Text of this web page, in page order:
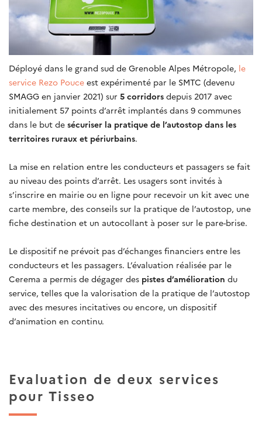
Déployé dans le grand sud de Grenoble Alpes Métropole, le
service Rezo Pouce est expérimenté par le SMTC (devenu
SMAGG en janvier 2021) sur 5 corridors depuis 2017 avec
initialement 57 points d’arrêt implantés dans 9 communes
dans le but de sécuriser la pratique de l’autostop dans les
territoires ruraux et périurbains.
La mise en relation entre les conducteurs et passagers se fait
au niveau des points d’arrêt. Les usagers sont invités à
s’inscrire en mairie ou en ligne pour recevoir un kit avec une
carte membre, des conseils sur la pratique de l’autostop, une
fiche destination et un autocollant à poser sur le pare-brise.
Le dispositif ne prévoit pas d’échanges financiers entre les
conducteurs et les passagers. L’évaluation réalisée par le
Cerema a permis de dégager des pistes d’amélioration du
service, telles que la valorisation de la pratique de l’autostop
avec des mesures incitatives ou encore, un dispositif
d’animation en continu.
Evaluation de deux services
pour Tisseo